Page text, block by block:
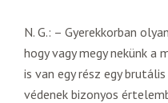
N. G.: – Gyerekkorban
hogy vagy megy nekünk a
is van egy rész egy
védenek bizonyos